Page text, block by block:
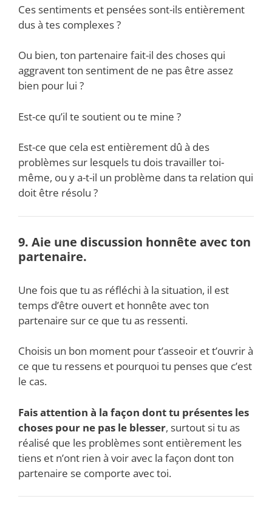
Ces sentiments et pensées sont-ils entièrement
dus à tes complexes ?
Ou bien, ton partenaire fait-il des choses qui
aggravent ton sentiment de ne pas être assez
bien pour lui ?
Est-ce qu’il te soutient ou te mine ?
Est-ce que cela est entièrement dû à des
problèmes sur lesquels tu dois travailler toi-
même, ou y a-t-il un problème dans ta relation qui
doit être résolu ?
9. Aie une discussion honnête avec ton
partenaire.
Une fois que tu as réfléchi à la situation, il est
temps d’être ouvert et honnête avec ton
partenaire sur ce que tu as ressenti.
Choisis un bon moment pour t’asseoir et t’ouvrir à
ce que tu ressens et pourquoi tu penses que c’est
le cas.
Fais attention à la façon dont tu présentes les
choses pour ne pas le blesser, surtout si tu as
réalisé que les problèmes sont entièrement les
tiens et n’ont rien à voir avec la façon dont ton
partenaire se comporte avec toi.